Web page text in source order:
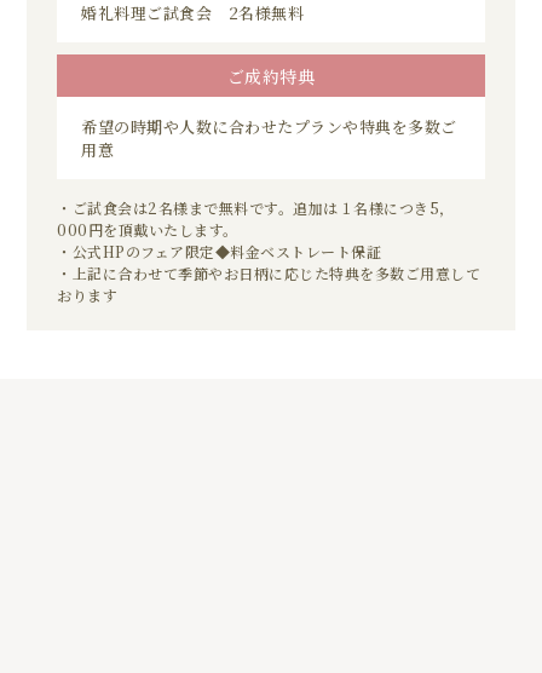
婚礼料理ご試食会 2名様無料
ご成約特典
希望の時期や人数に合わせたプランや特典を多数ご
用意
・ご試食会は2名様まで無料です。追加は１名様につき5，
000円を頂戴いたします。
・公式HPのフェア限定◆料金ベストレート保証
・上記に合わせて季節やお日柄に応じた特典を多数ご用意して
おります